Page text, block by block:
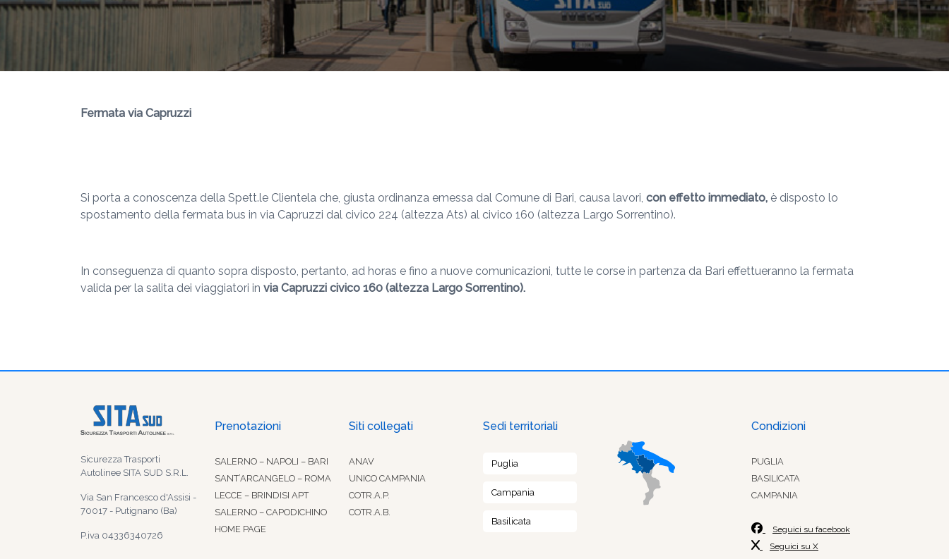
Fermata via Capruzzi
Si porta a conoscenza della Spett.le Clientela che, giusta ordinanza emessa dal Comune di Bari, causa lavori, con effetto immediato, è disposto lo
spostamento della fermata bus in via Capruzzi dal civico 224 (altezza Ats) al civico 160 (altezza Largo Sorrentino).
In conseguenza di quanto sopra disposto, pertanto, ad horas e fino a nuove comunicazioni, tutte le corse in partenza da Bari effettueranno la fermata
valida per la salita dei viaggiatori in via Capruzzi civico 160 (altezza Largo Sorrentino).
Sicurezza Trasporti
Autolinee SITA SUD S.R.L.
Via San Francesco d'Assisi -
70017 - Putignano (Ba)
P.iva 04336340726
Prenotazioni
SALERNO – NAPOLI – BARI
SANT’ARCANGELO – ROMA
LECCE – BRINDISI APT
SALERNO – CAPODICHINO
HOME PAGE
Siti collegati
ANAV
UNICO CAMPANIA
COTR.A.P.
COTR.A.B.
Sedi territoriali
Puglia
Campania
Basilicata
Condizioni
PUGLIA
BASILICATA
CAMPANIA
Seguici su facebook
Seguici su X